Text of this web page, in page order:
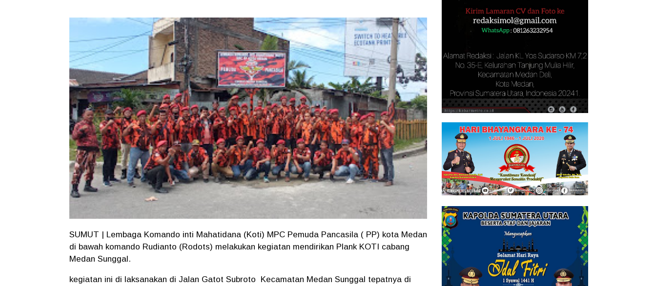
SUMUT | Lembaga Komando inti Mahatidana (Koti) MPC Pemuda Pancasila ( PP) kota Medan
di bawah komando Rudianto (Rodots) melakukan kegiatan mendirikan Plank KOTI cabang
Medan Sunggal.
kegiatan ini di laksanakan di Jalan Gatot Subroto Kecamatan Medan Sunggal tepatnya di